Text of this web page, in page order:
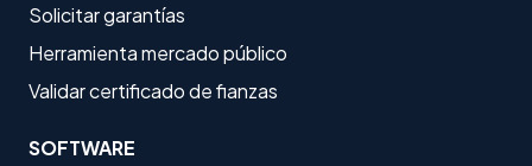
Solicitar garantías
Herramienta mercado público
Validar certificado de fianzas
SOFTWARE